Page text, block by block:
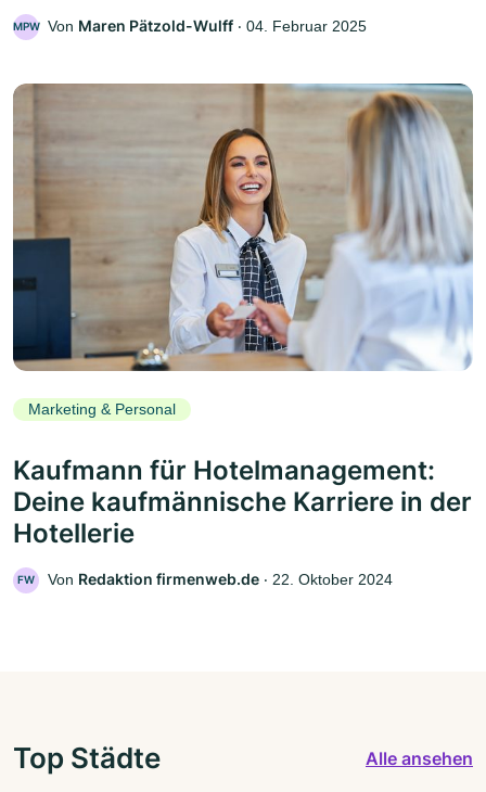
MPW Von Maren Pätzold-Wulff ‧ 04. Februar 2025
Marketing & Personal
Kaufmann für Hotelmanagement:
Deine kaufmännische Karriere in der
Hotellerie
FW Von Redaktion firmenweb.de ‧ 22. Oktober 2024
Top Städte Alle ansehen